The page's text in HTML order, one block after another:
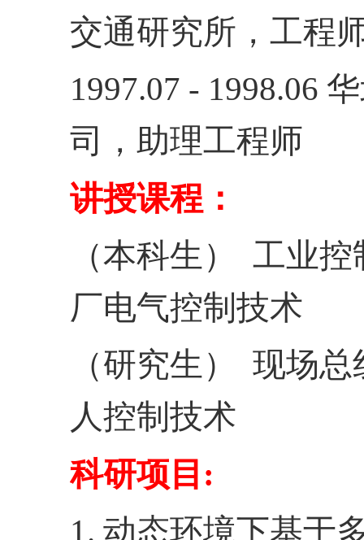
交通研究所，工程
1997.07 - 1998.06
司，助理工程师
讲授课程：
（本科生）
工业控
厂电气控制技术
（研究生）
现场总
人控制技术
科研项目 :
1. 动态环境下基于